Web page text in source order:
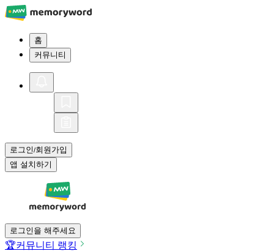
홈
커뮤니티
로그인/회원가입
앱 설치하기
로그인을 해주세요
🏆커뮤니티 랭킹